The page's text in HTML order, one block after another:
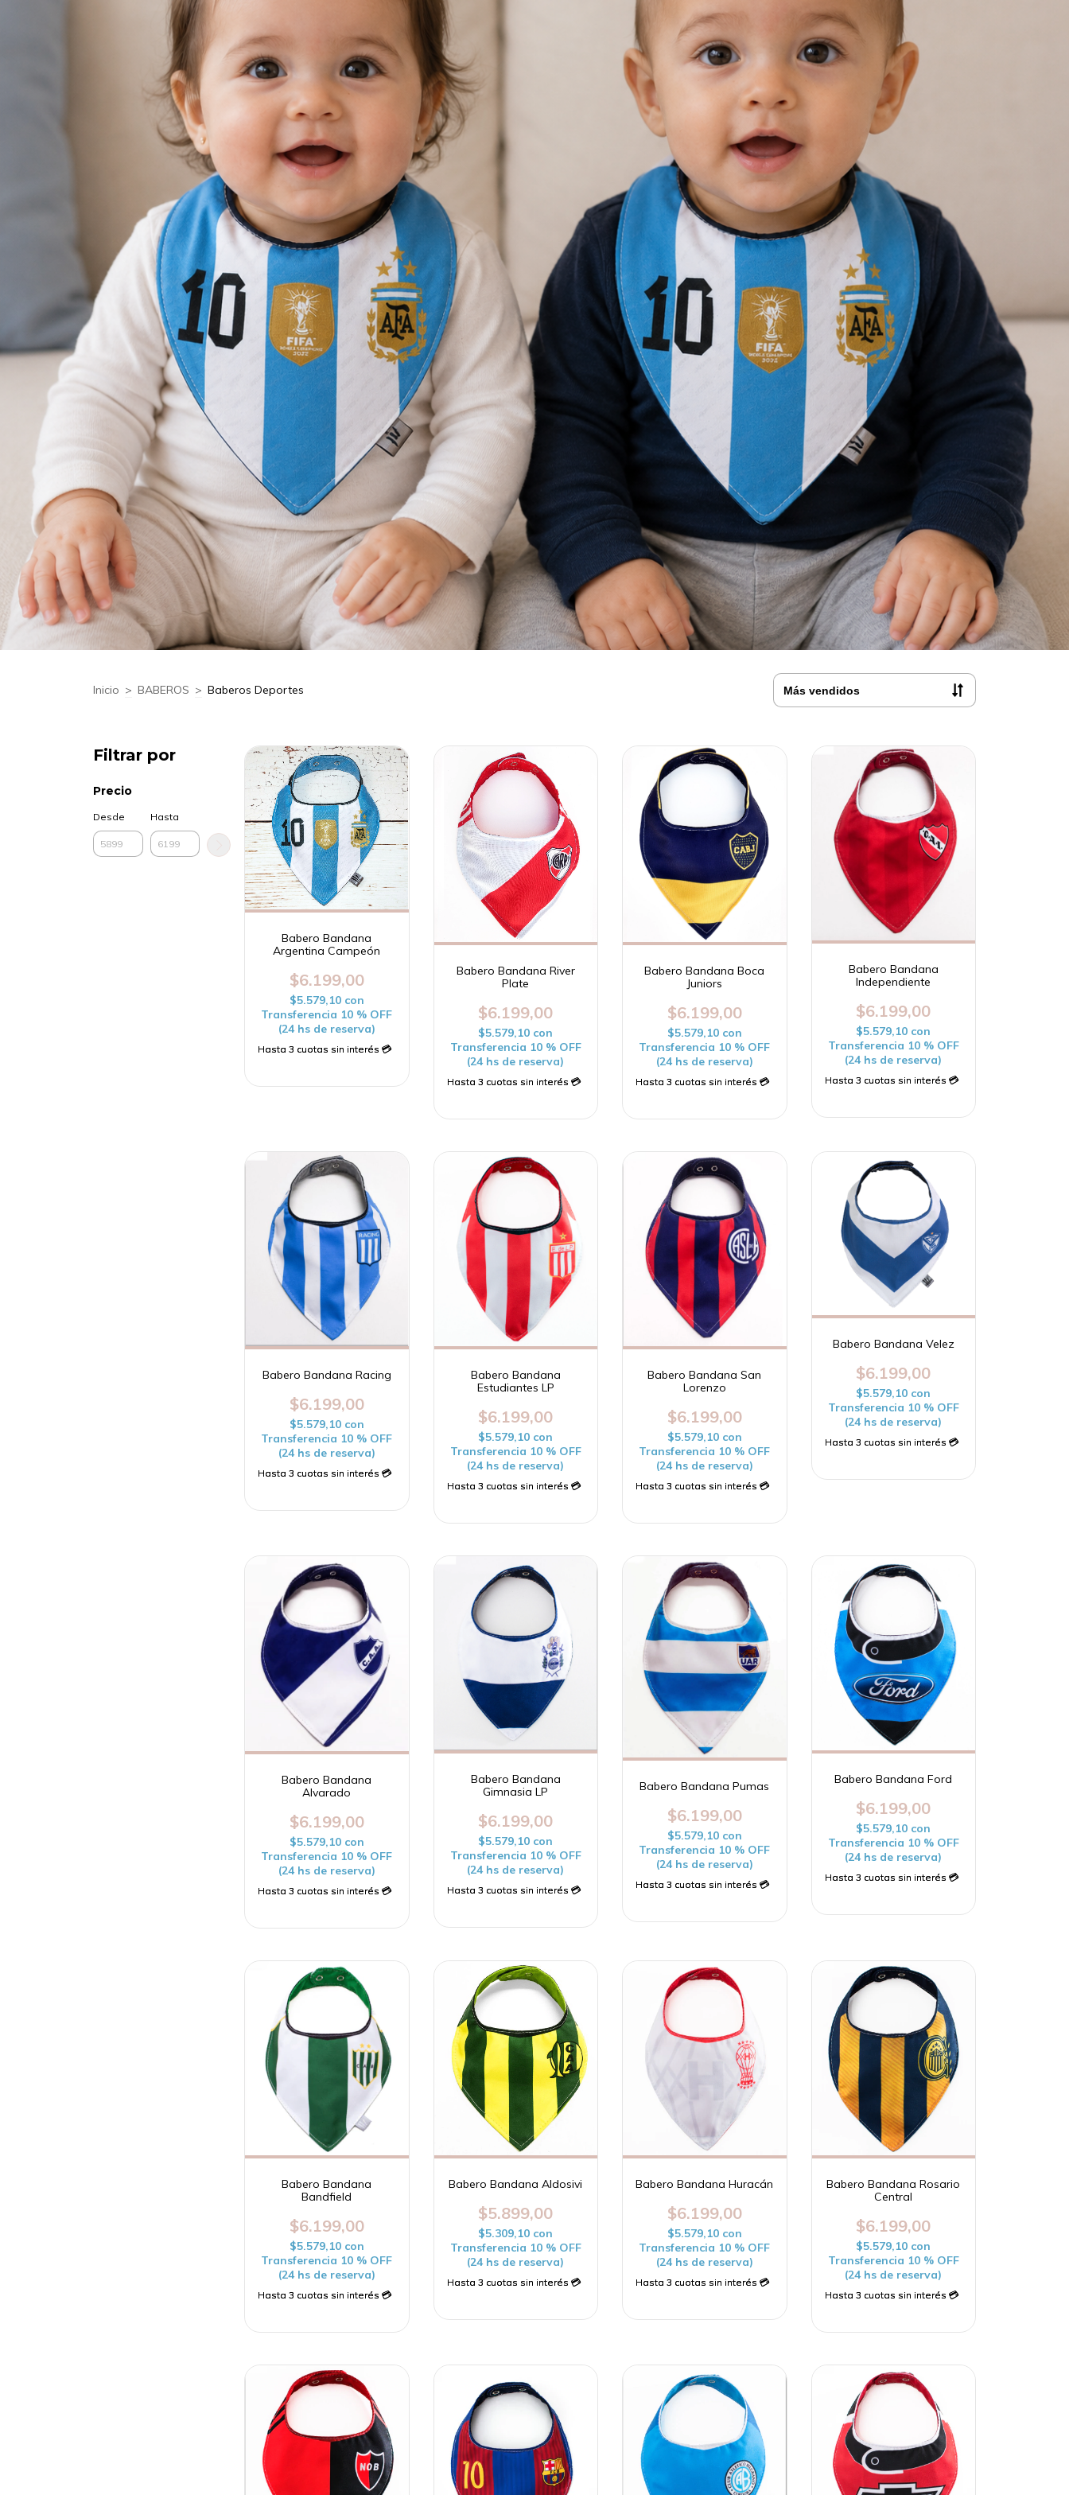
Inicio > BABEROS > Baberos Deportes
Filtrar por
Precio
Desde Hasta
Babero Bandana
Argentina Campeón
$6.199,00
$5.579,10 con
Transferencia 10 % OFF
(24 hs de reserva)
Babero Bandana River
Plate
$6.199,00
$5.579,10 con
Transferencia 10 % OFF
(24 hs de reserva)
Babero Bandana Boca
Juniors
$6.199,00
$5.579,10 con
Transferencia 10 % OFF
(24 hs de reserva)
Babero Bandana
Independiente
$6.199,00
$5.579,10 con
Transferencia 10 % OFF
(24 hs de reserva)
Babero Bandana Racing
$6.199,00
$5.579,10 con
Transferencia 10 % OFF
(24 hs de reserva)
Babero Bandana
Estudiantes LP
$6.199,00
$5.579,10 con
Transferencia 10 % OFF
(24 hs de reserva)
Babero Bandana San
Lorenzo
$6.199,00
$5.579,10 con
Transferencia 10 % OFF
(24 hs de reserva)
Babero Bandana Velez
$6.199,00
$5.579,10 con
Transferencia 10 % OFF
(24 hs de reserva)
Babero Bandana
Alvarado
$6.199,00
$5.579,10 con
Transferencia 10 % OFF
(24 hs de reserva)
Babero Bandana
Gimnasia LP
$6.199,00
$5.579,10 con
Transferencia 10 % OFF
(24 hs de reserva)
Babero Bandana Pumas
$6.199,00
$5.579,10 con
Transferencia 10 % OFF
(24 hs de reserva)
Babero Bandana Ford
$6.199,00
$5.579,10 con
Transferencia 10 % OFF
(24 hs de reserva)
Babero Bandana
Bandfield
$6.199,00
$5.579,10 con
Transferencia 10 % OFF
(24 hs de reserva)
Babero Bandana Aldosivi
$5.899,00
$5.309,10 con
Transferencia 10 % OFF
(24 hs de reserva)
Babero Bandana Huracán
$6.199,00
$5.579,10 con
Transferencia 10 % OFF
(24 hs de reserva)
Babero Bandana Rosario
Central
$6.199,00
$5.579,10 con
Transferencia 10 % OFF
(24 hs de reserva)